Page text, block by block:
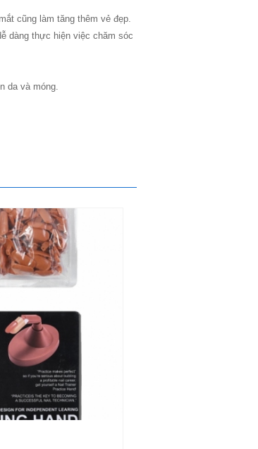
cũng làm tăng thêm vẻ đẹp.
dàng thực hiện việc chăm sóc
da và móng.